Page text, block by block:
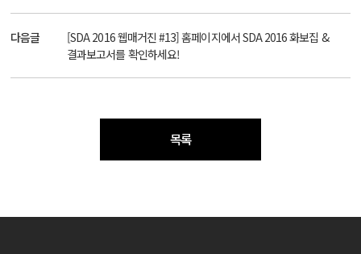
다음글
[SDA 2016 웹매거진 #13] 홈페이지에서 SDA 2016 화보집 &
결과보고서를 확인하세요!
목록